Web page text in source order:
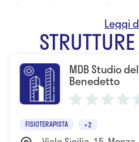
Massaggiatore Sportivo
- Diploma Universitario di
e Tecniche delle attività
finalizzate alla
funzionale
- Diploma Triennale di
specializzazione nelle
MDB Studio
Benedetto
FISIOTERAPISTA +2